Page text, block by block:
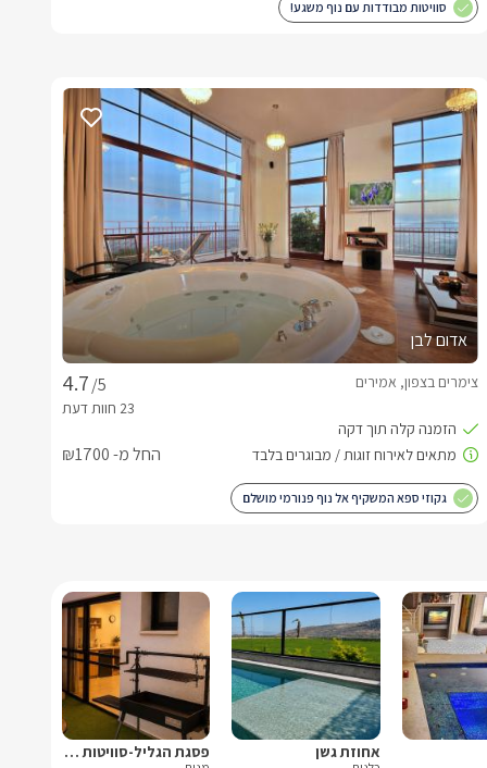
סוויטות מבודדות עם נוף משגע!
אדום לבן
/5
צימרים בצפון, אמירים
החל מ- ₪1700
גקוזי ספא המשקיף אל נוף פנורמי מושלם
אחוזת גשן פסגת הגליל-סוויטות יוקרה